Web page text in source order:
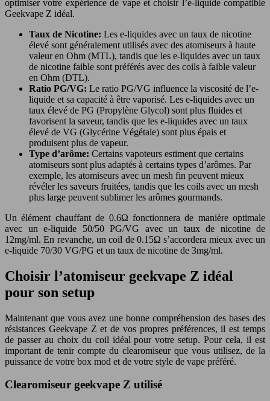
optimiser votre expérience de vape et choisir l’e-liquide compatible
Geekvape Z idéal.
Taux de Nicotine: Les e-liquides avec un taux de nicotine
élevé sont généralement utilisés avec des atomiseurs à haute
valeur en Ohm (MTL), tandis que les e-liquides avec un taux
de nicotine faible sont préférés avec des coils à faible valeur
en Ohm (DTL).
Ratio PG/VG: Le ratio PG/VG influence la viscosité de l’e-
liquide et sa capacité à être vaporisé. Les e-liquides avec un
taux élevé de PG (Propylène Glycol) sont plus fluides et
favorisent la saveur, tandis que les e-liquides avec un taux
élevé de VG (Glycérine Végétale) sont plus épais et
produisent plus de vapeur.
Type d’arôme: Certains vapoteurs estiment que certains
atomiseurs sont plus adaptés à certains types d’arômes. Par
exemple, les atomiseurs avec un mesh fin peuvent mieux
révéler les saveurs fruitées, tandis que les coils avec un mesh
plus large peuvent sublimer les arômes gourmands.
Un élément chauffant de 0.6Ω fonctionnera de manière optimale
avec un e-liquide 50/50 PG/VG avec un taux de nicotine de
12mg/ml. En revanche, un coil de 0.15Ω s’accordera mieux avec un
e-liquide 70/30 VG/PG et un taux de nicotine de 3mg/ml.
Choisir l’atomiseur geekvape Z idéal
pour son setup
Maintenant que vous avez une bonne compréhension des bases des
résistances Geekvape Z et de vos propres préférences, il est temps
de passer au choix du coil idéal pour votre setup. Pour cela, il est
important de tenir compte du clearomiseur que vous utilisez, de la
puissance de votre box mod et de votre style de vape préféré.
Clearomiseur geekvape Z utilisé